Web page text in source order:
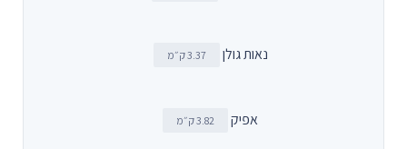
נאות גולן 3.37 ק״מ
אפיק 3.82 ק״מ